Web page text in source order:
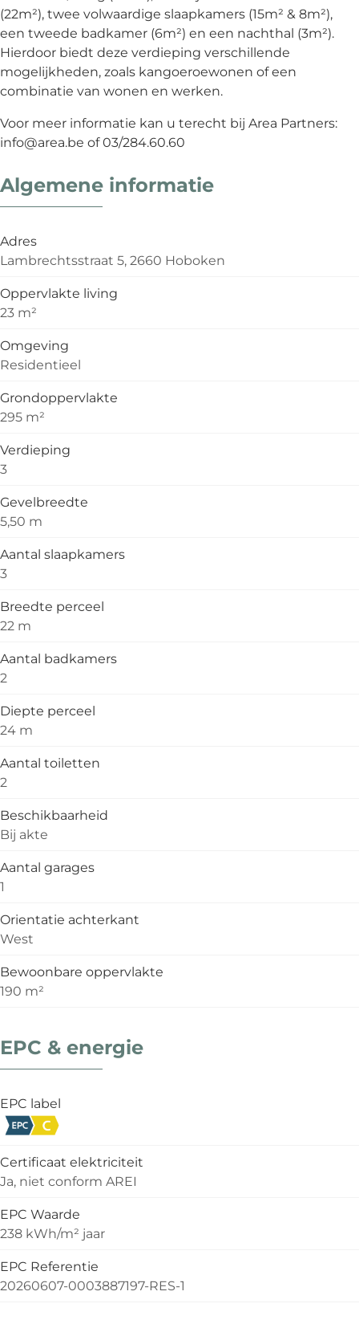
(22m²), twee volwaardige slaapkamers (15m² & 8m²),
een tweede badkamer (6m²) en een nachthal (3m²).
Hierdoor biedt deze verdieping verschillende
mogelijkheden, zoals kangoeroewonen of een
combinatie van wonen en werken.
Voor meer informatie kan u terecht bij Area Partners:
info@area.be of 03/284.60.60
Algemene informatie
Adres
Lambrechtsstraat 5, 2660 Hoboken
Oppervlakte living
23 m²
Omgeving
Residentieel
Grondoppervlakte
295 m²
Verdieping
3
Gevelbreedte
5,50 m
Aantal slaapkamers
3
Breedte perceel
22 m
Aantal badkamers
2
Diepte perceel
24 m
Aantal toiletten
2
Beschikbaarheid
Bij akte
Aantal garages
1
Orientatie achterkant
West
Bewoonbare oppervlakte
190 m²
EPC & energie
EPC label
Certificaat elektriciteit
Ja, niet conform AREI
EPC Waarde
238 kWh/m² jaar
EPC Referentie
20260607-0003887197-RES-1